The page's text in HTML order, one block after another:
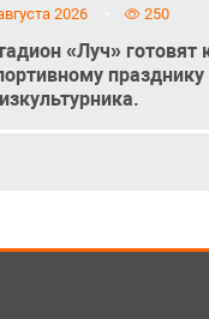
2026 250
«Луч»